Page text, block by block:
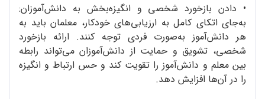
• دادن بازخورد شخصی و انگیزه‌بخش به دانش‌آموزان:
به‌جای اتکای کامل به ارزیابی‌های خودکار، معلمان باید به
هر دانش‌آموز به‌صورت فردی توجه کنند. ارائه‌ بازخورد
شخصی، تشویق و حمایت از دانش‌آموزان می‌تواند رابطه‌
بین معلم و دانش‌آموز را تقویت کند و حس ارتباط و انگیزه
را در آن‌ها افزایش دهد.